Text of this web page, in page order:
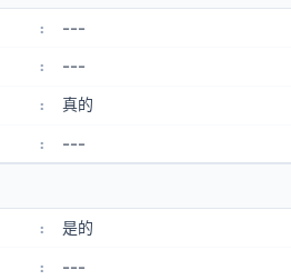
: ---
: ---
: 真的
: ---
: 是的
: ---